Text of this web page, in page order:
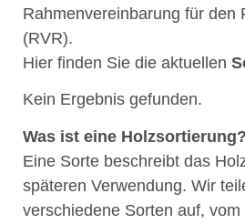
Rahmenvereinbarung für den
(RVR).
Hier finden Sie die aktuellen
Kein Ergebnis gefunden.
Was ist eine Holzsortierung?
Eine Sorte beschreibt das
späteren Verwendung. Wir
verschiedene Sorten auf,